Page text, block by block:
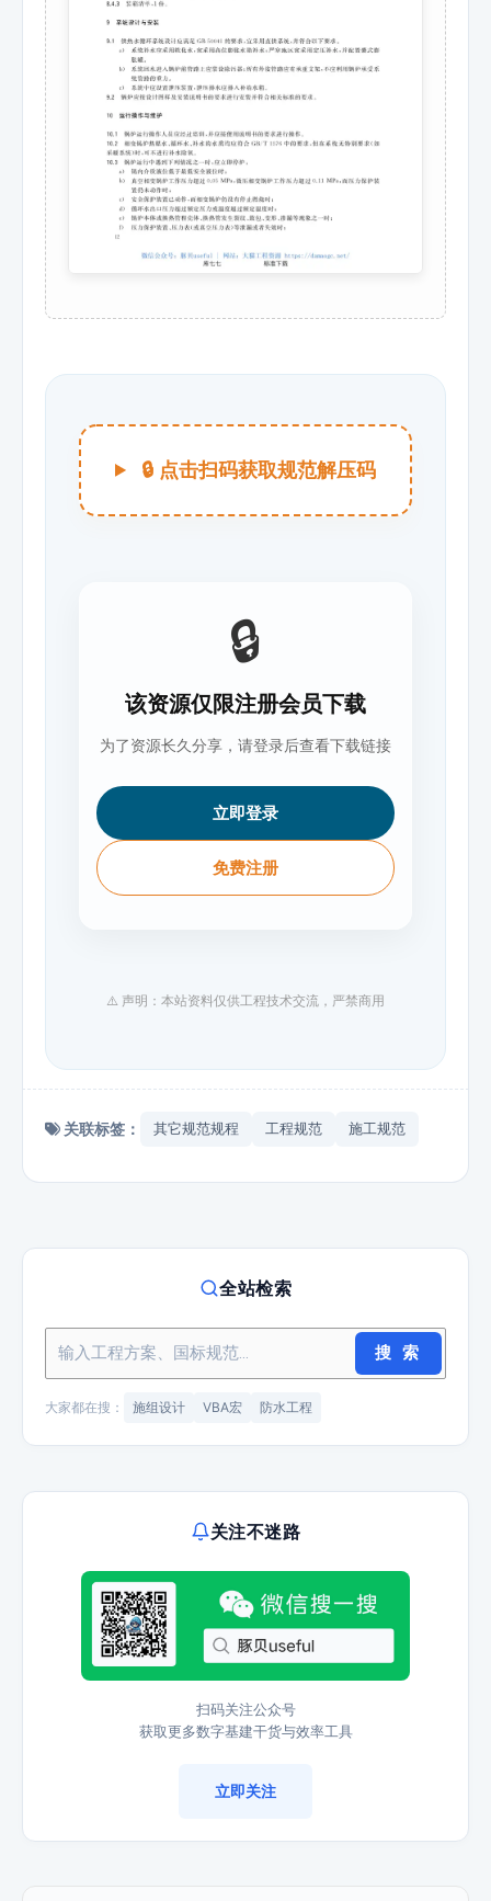
🔒 点击扫码获取规范解压码
🔒
该资源仅限注册会员下载
为了资源长久分享，请登录后查看下载链接
立即登录
免费注册
⚠️ 声明：本站资料仅供工程技术交流，严禁商用
关联标签： 其它规范规程 工程规范 施工规范
全站检索
搜 索
大家都在搜： 施组设计 VBA宏 防水工程
关注不迷路
扫码关注公众号
获取更多数字基建干货与效率工具
立即关注